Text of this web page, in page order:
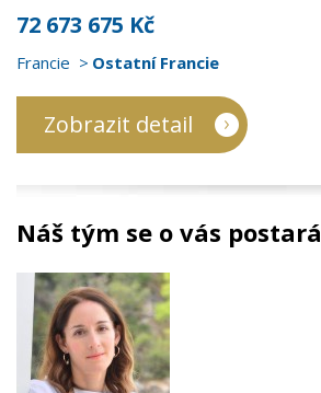
72 673 675 Kč
Francie Ostatní Francie
Zobrazit detail
Náš tým se o vás postará